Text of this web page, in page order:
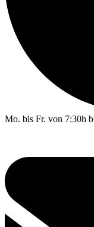
Mo. bis Fr. von 7:30h